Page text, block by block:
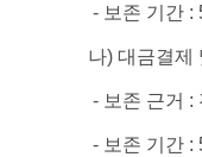
- 보존 기간 :
나) 대금결제
- 보존 근거 :
- 보존 기간 :